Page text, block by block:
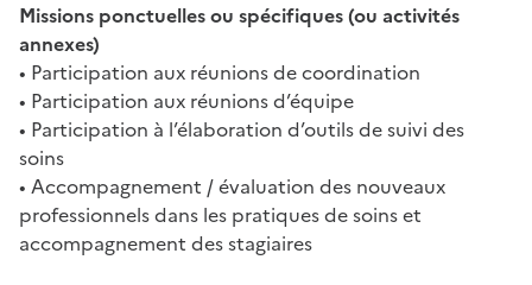
Missions ponctuelles ou spécifiques (ou activités
annexes)
• Participation aux réunions de coordination
• Participation aux réunions d’équipe
• Participation à l’élaboration d’outils de suivi des
soins
• Accompagnement / évaluation des nouveaux
professionnels dans les pratiques de soins et
accompagnement des stagiaires